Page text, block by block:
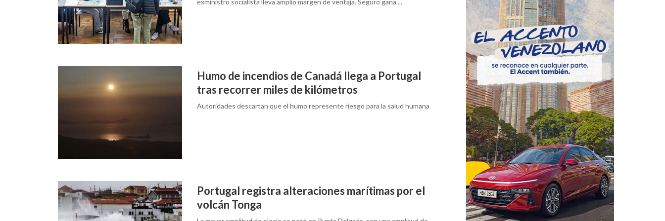
exministro socialista lleva amplio margen de ventaja. Seguro gana ...
Humo de incendios de Canadá llega a Portugal
tras recorrer miles de kilómetros
Autoridades descartan que el humo represente riesgo para la salud humana
Portugal registra alteraciones marítimas por el
volcán Tonga